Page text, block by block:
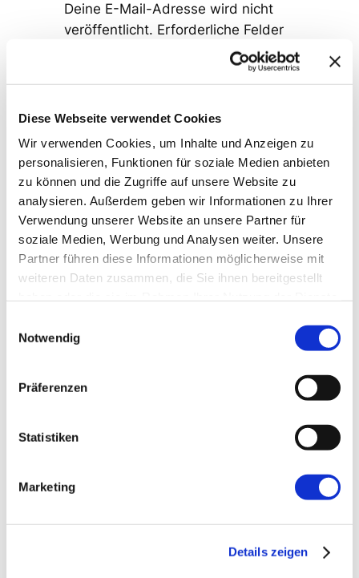
Diese Webseite verwendet Cookies
Wir verwenden Cookies, um Inhalte und Anzeigen zu
personalisieren, Funktionen für soziale Medien anbieten
zu können und die Zugriffe auf unsere Website zu
analysieren. Außerdem geben wir Informationen zu Ihrer
Verwendung unserer Website an unsere Partner für
soziale Medien, Werbung und Analysen weiter. Unsere
Partner führen diese Informationen möglicherweise mit
weiteren Daten zusammen, die Sie ihnen bereitgestellt
Notwendig
Präferenzen
Statistiken
Marketing
Details zeigen
Deine E-Mail-Adresse wird nicht
veröffentlicht. Erforderliche Felder
Kommentar*
Name*
E-Mail-Adresse
Website
Schätzungen in idealen Personentagen